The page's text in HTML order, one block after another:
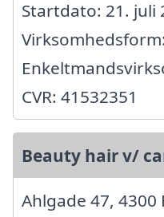
Startdato: 21. juli
Virksomhedsform:
CVR: 41532351
Beauty hair v/
Ahlgade 47,